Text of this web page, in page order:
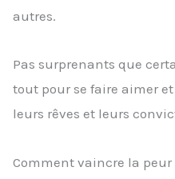
autres.
Pas surprenants que
tout pour se faire aimer
leurs rêves et leurs
Comment vaincre la peur